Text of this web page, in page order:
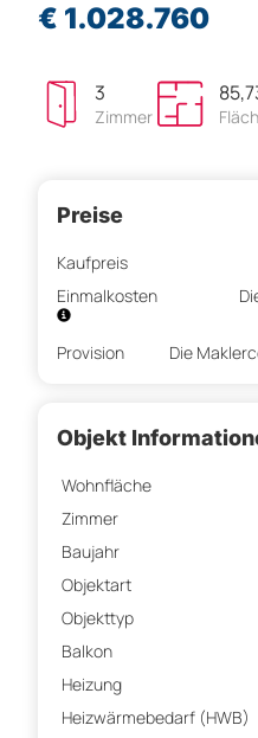
€ 1.028.760
3
Zimmer
Preise
Kaufpreis
Einmalkosten
Provision
Die
Objekt
Wohnfläche
Zimmer
Baujahr
Objektart
Objekttyp
Balkon
Heizung
Heizwärmebedarf (HWB)